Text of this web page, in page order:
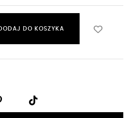
DO KOSZYKA